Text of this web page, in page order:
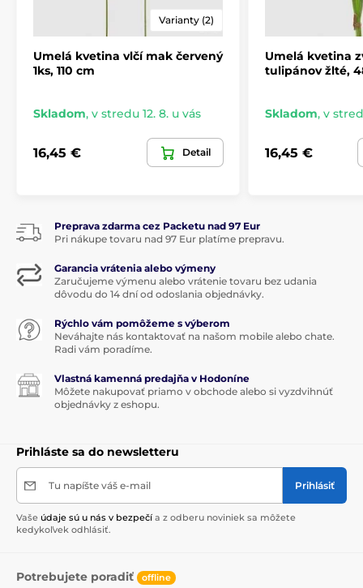
Varianty (2)
Umelá kvetina vlčí mak červený
1ks, 110 cm
Skladom, v stredu 12. 8. u vás
16,45 € Detail
Umelá kvetina
tulipánov žlté,
Skladom, v
16,45 €
Preprava zdarma cez Packetu nad 97 Eur
Pri nákupe tovaru nad 97 Eur platíme prepravu.
Garancia vrátenia alebo výmeny
Zaručujeme výmenu alebo vrátenie tovaru bez udania
dôvodu do 14 dní od odoslania objednávky.
Rýchlo vám pomôžeme s výberom
Neváhajte nás kontaktovať na našom mobile alebo chate.
Radi vám poradíme.
Vlastná kamenná predajňa v Hodoníne
Môžete nakupovať priamo v obchode alebo si vyzdvihnúť
objednávky z eshopu.
Prihláste sa do newsletteru
Tu napíšte váš e-mail Prihlásiť
Vaše údaje sú u nás v bezpečí a z odberu noviniek sa môžete
kedykoľvek odhlásiť.
Potrebujete poradiť offline